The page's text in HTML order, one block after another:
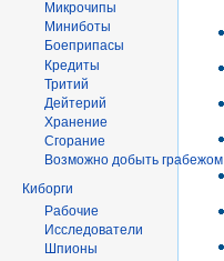
Микрочипы
Миниботы
Боеприпасы
Кредиты
Тритий
Дейтерий
Хранение
Сгорание
Возможно добыть грабежом
Киборги
Рабочие
Исследователи
Шпионы